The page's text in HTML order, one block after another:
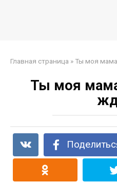
Главная страница »Ты моя
Ты моя